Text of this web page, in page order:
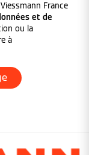
France
et de
ou la
à